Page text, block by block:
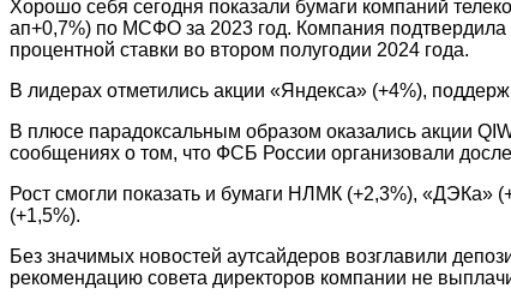
Хорошо себя сегодня показали бумаги компаний
ап+0,7%) по МСФО за 2023 год. Компания
процентной ставки во втором полугодии 2024 года.
В лидерах отметились акции «Яндекса» (+4%),
В плюсе парадоксальным образом оказались акции
сообщениях о том, что ФСБ России организовали
Рост смогли показать и бумаги НЛМК (+2,3%), «ДЭКа»
(+1,5%).
Без значимых новостей аутсайдеров возглавили
рекомендацию совета директоров компании не